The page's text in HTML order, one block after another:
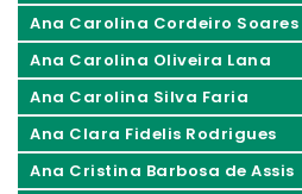
Ana Carolina Cordeiro Soares
Ana Carolina Oliveira Lana
Ana Carolina Silva Faria
Ana Clara Fidelis Rodrigues
Ana Cristina Barbosa de Assis